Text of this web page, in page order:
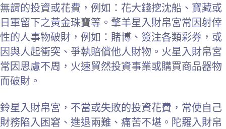
無謂的投資或花費，例如：花大錢挖沈船、寶藏或
日軍留下之黃金珠寶等。擎羊星入財帛宮常因射倖
性的人事物破財，例如：賭博、簽注各類彩券，或
因與人起衝突、爭執賠償他人財物。火星入財帛宮
常因思慮不周，火速貿然投資事業或購買商品器物
而破財。
鈴星入財帛宮，不當或失敗的投資花費，常使自己
財務陷入困窘、進退兩難、痛苦不堪。陀羅入財帛